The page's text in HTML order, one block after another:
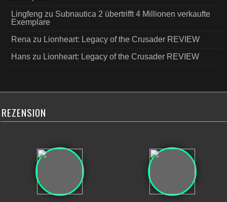
Lingfeng zu Subnautica 2 übertrifft 4 Millionen verkaufte
Exemplare
Rena zu Lionheart: Legacy of the Crusader REVIEW
Hans zu Lionheart: Legacy of the Crusader REVIEW
REZENSION